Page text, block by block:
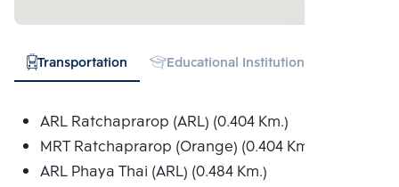
Transportation Educational Institution
ARL Ratchaprarop (ARL) (0.404 Km.)
MRT Ratchaprarop (Orange) (0.404 Km.)
ARL Phaya Thai (ARL) (0.484 Km.)